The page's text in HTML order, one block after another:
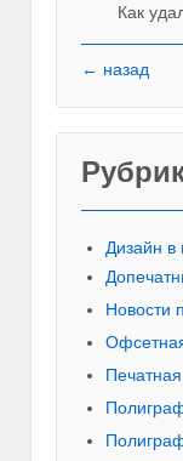
Как
← назад
Дизайн в
Новости